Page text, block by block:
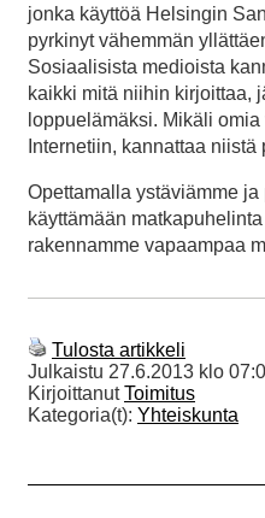
jonka käyttöä Helsingin
pyrkinyt vähemmän
Sosiaalisista medioista
kaikki mitä niihin kirjoittaa,
loppuelämäksi. Mikäli
Internetiin, kannattaa
Opettamalla ystäviämme
käyttämään
rakennamme vapaampaa
Tulosta artikkeli
Julkaistu 27.6.2013 klo
KirjoittanutToimitus
Kategoria(t): Yhteiskunta